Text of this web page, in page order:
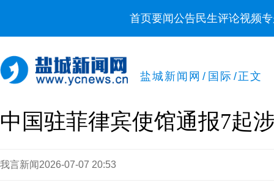
首页要闻公告民生评论视频
盐城新闻网 / 国际 /正文
中国驻菲律宾使馆通报7起
我言新闻 2026-07-07 20:53